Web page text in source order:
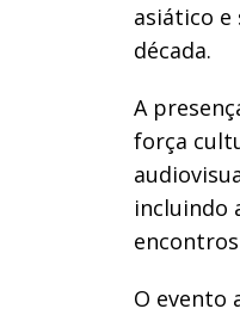
asiático
década.
A
força
incluindo
O evento